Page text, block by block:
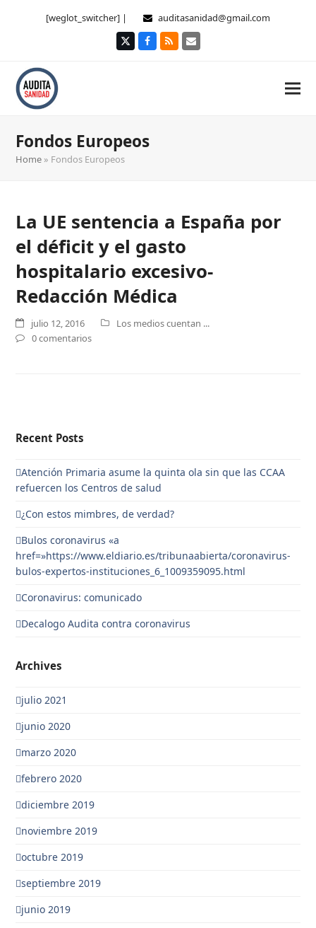
[weglot_switcher] | auditasanidad@gmail.com
TwitterFacebook
RSS Correo
Fondos Europeos
Home » Fondos Europeos
La UE sentencia a España por
el déficit y el gasto
hospitalario excesivo-
Redacción Médica
julio 12, 2016
Los medios cuentan ...
0 comentarios
Recent Posts
Atención Primaria asume la quinta ola sin que las CCAA
refuercen los Centros de salud
¿Con estos mimbres, de verdad?
Bulos coronavirus «a
href=»https://www.eldiario.es/tribunaabierta/coronavirus-
bulos-expertos-instituciones_6_1009359095.html
Coronavirus: comunicado
Decalogo Audita contra coronavirus
Archives
julio 2021
junio 2020
marzo 2020
febrero 2020
diciembre 2019
noviembre 2019
octubre 2019
septiembre 2019
junio 2019